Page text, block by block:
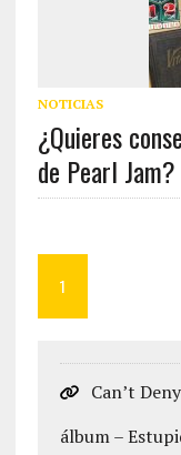
NOTICIAS
¿Quieres
de Pearl Jam?
1
Can’t
álbum –